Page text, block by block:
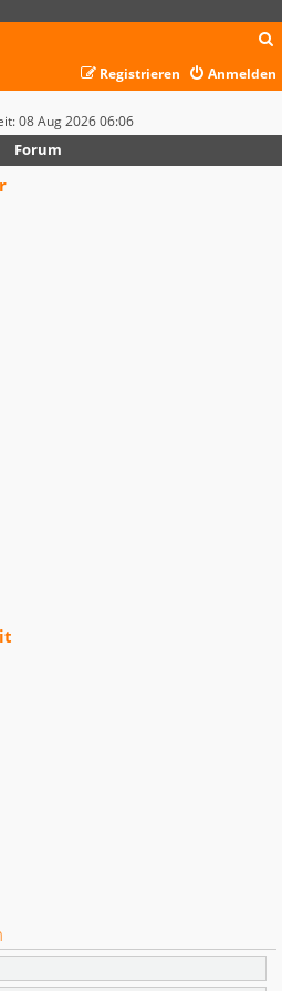
c
Anmelden
Registrieren
08 Aug 2026 06:06
Forum